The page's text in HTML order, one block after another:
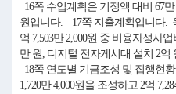
16쪽 수입계획은 기정액 대비 67만
원입니다. 17쪽 지출계획입니다.
억 7,503만 2,000원 중 비융자성사
만 원, 디지털 전자게시대 설치 2억
18쪽 연도별 기금조성 및 집행현
1,720만 4,000원을 조성하고 2억